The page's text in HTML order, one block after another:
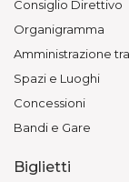
Consiglio Direttivo
Organigramma
Amministrazione
Spazi e Luoghi
Concessioni
Bandi e Gare
Biglietti